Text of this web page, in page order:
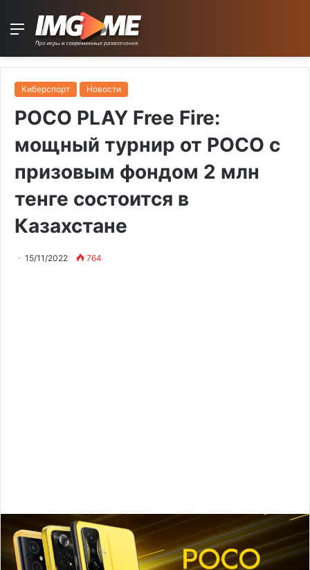
Menu
Киберспорт Новости
POCO PLAY Free Fire:
мощный турнир от POCO с
призовым фондом 2 млн
тенге состоится в
Казахстане
15/11/2022 764